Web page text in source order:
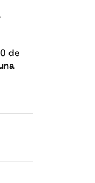
de